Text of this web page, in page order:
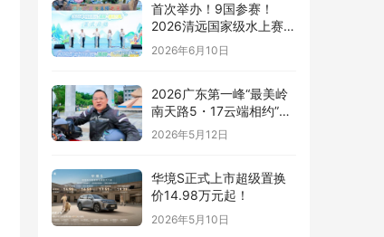
首次举办！9国参赛！
2026清远国家级水上赛事
燃炸夏日！
2026年6月10日
2026广东第一峰“最美岭
南天路5・17云端相约”摩
托车嘉年华即将启幕 最美
岭南天路沿途盛景抢先看
2026年5月12日
华境S正式上市超级置换
价14.98万元起！
2026年5月10日